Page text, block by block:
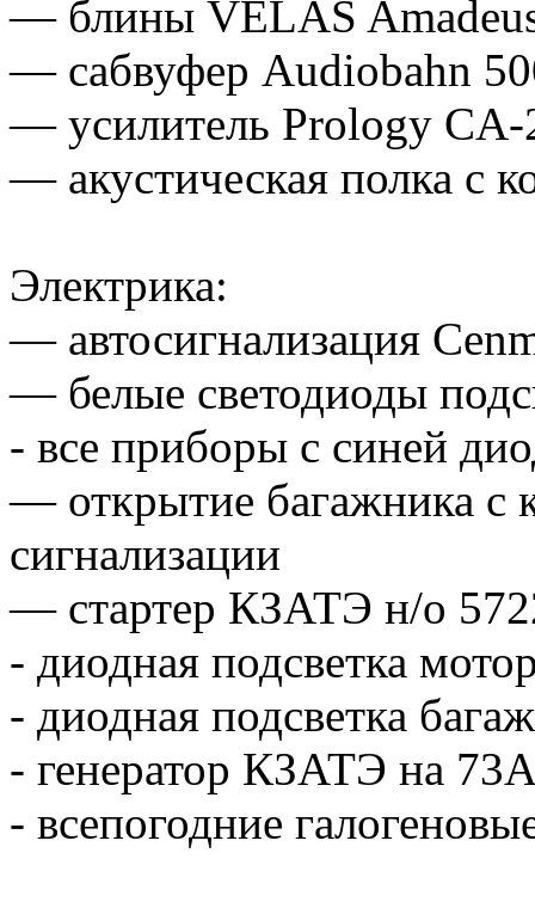
— блины VELAS
— сабвуфер Audiobahn
— усилитель Prology CA-
— акустическая полка с
Электрика:
— автосигнализация
— белые светодиоды
- все приборы с синей
— открытие багажника с
сигнализации
— стартер КЗАТЭ н/о
- диодная подсветка
- диодная подсветка
- генератор КЗАТЭ на
- всепогодние